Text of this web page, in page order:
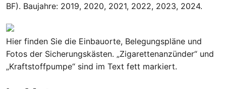
BF). Baujahre: 2019, 2020, 2021, 2022, 2023, 2024.
Hier finden Sie die Einbauorte, Belegungspläne und
Fotos der Sicherungskästen. „Zigarettenanzünder“ und
„Kraftstoffpumpe“ sind im Text fett markiert.